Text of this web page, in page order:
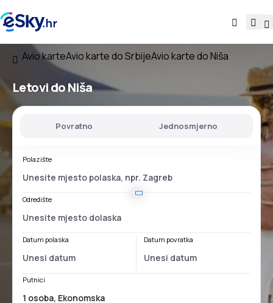
Avio karteAvio karte do SrbijeAvio karte do Niša
Letovi do Niša
Povratno Jednosmjerno
Polazište
Odredište
Datum polaska Datum povratka
Putnici